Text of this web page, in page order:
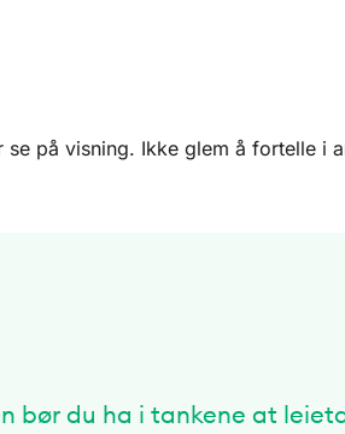
på visning. Ikke glem å fortelle i
bør du ha i tankene at